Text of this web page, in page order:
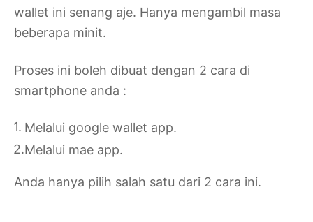
wallet ini senang aje. Hanya mengambil masa
beberapa minit.
Proses ini boleh dibuat dengan 2 cara di
smartphone anda :
Melalui google wallet app.
Melalui mae app.
Anda hanya pilih salah satu dari 2 cara ini.